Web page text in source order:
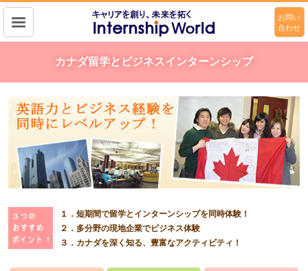
キャリアを作り、未来を拓く
Intership wolrd
お問い
合わせ
カナダ留学とビジネスインターンシップ
１．短期間で留学とインターンシップを同時体験！
２．多分野の現地企業でビジネス体験
３．カナダを深く知る、豊富なアクティビティ！